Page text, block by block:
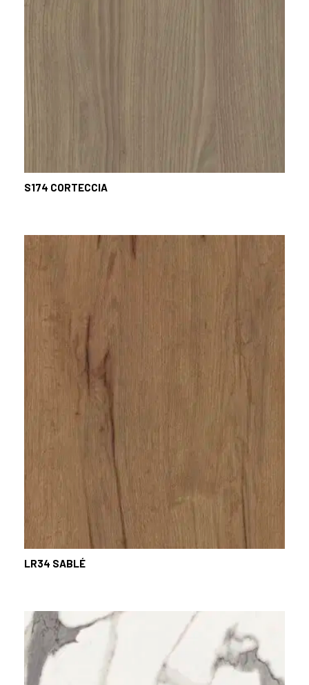
S174 CORTECCIA
LR34 SABLÉ